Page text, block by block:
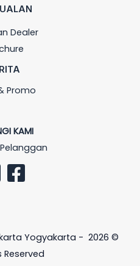
Dealer
Promo
KAMI
Yogyakarta - 2026 ©
Reserved